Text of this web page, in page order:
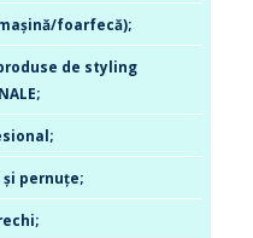
foarfecă);
de styling
pernuțe;